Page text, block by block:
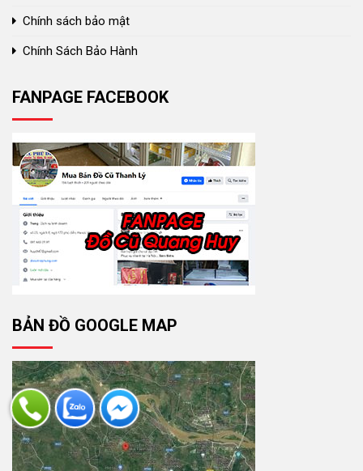
Chính sách bảo mật
Chính Sách Bảo Hành
FANPAGE FACEBOOK
BẢN ĐỒ GOOGLE MAP